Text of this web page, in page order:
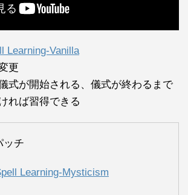
Learning-Vanilla
更
式が開始される、儀式が終わるまで
れば習得できる
ッチ
Learning-Mysticism